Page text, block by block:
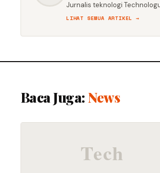
Jurnalis teknologi
LIHAT SEMUA ARTIKEL →
Baca Juga: News